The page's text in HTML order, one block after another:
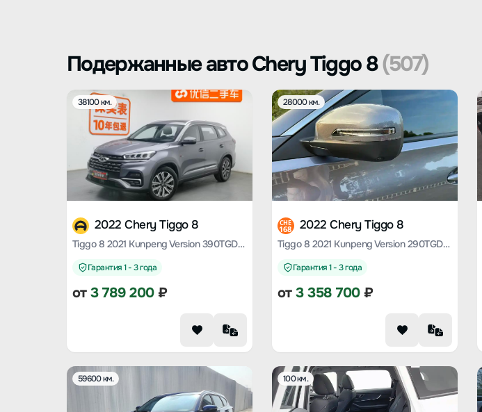
Подержанные авто Chery Tiggo 8(507)
38100 км.
2022 Chery Tiggo 8
Tiggo 8 2021 Kunpeng Version 390TGDI Automatic Rocker Version
Гарантия 1 - 3 года
от3 789 200₽
28000 км.
CHE
168 2022 Chery Tiggo 8
Tiggo 8 2021 Kunpeng Version 290TGDI Automatic Wind + Version
Гарантия 1 - 3 года
от3 358 700₽
59600 км. 100 км.